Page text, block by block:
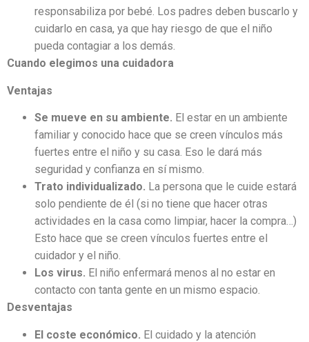
responsabiliza por bebé. Los padres deben buscarlo y
cuidarlo en casa, ya que hay riesgo de que el niño
pueda contagiar a los demás.
Cuando elegimos una cuidadora
Ventajas
Se mueve en su ambiente. El estar en un ambiente
familiar y conocido hace que se creen vínculos más
fuertes entre el niño y su casa. Eso le dará más
seguridad y confianza en sí mismo.
Trato individualizado. La persona que le cuide estará
solo pendiente de él (si no tiene que hacer otras
actividades en la casa como limpiar, hacer la compra…)
Esto hace que se creen vínculos fuertes entre el
cuidador y el niño.
Los virus. El niño enfermará menos al no estar en
contacto con tanta gente en un mismo espacio.
Desventajas
El coste económico. El cuidado y la atención